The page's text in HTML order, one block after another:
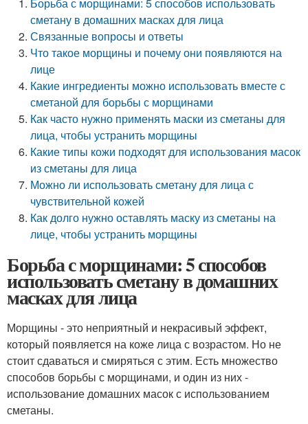
сметану в домашних масках для лица
Связанные вопросы и ответы
Что такое морщины и почему они появляются на
лице
Какие ингредиенты можно использовать вместе с
сметаной для борьбы с морщинами
Как часто нужно применять маски из сметаны для
лица, чтобы устранить морщины
Какие типы кожи подходят для использования масок
из сметаны для лица
Можно ли использовать сметану для лица с
чувствительной кожей
Как долго нужно оставлять маску из сметаны на
лице, чтобы устранить морщины
Борьба с морщинами: 5 способов
использовать сметану в домашних
масках для лица
Морщины - это неприятный и некрасивый эффект,
который появляется на коже лица с возрастом. Но не
стоит сдаваться и смиряться с этим. Есть множество
способов борьбы с морщинами, и один из них -
использование домашних масок с использованием
сметаны.